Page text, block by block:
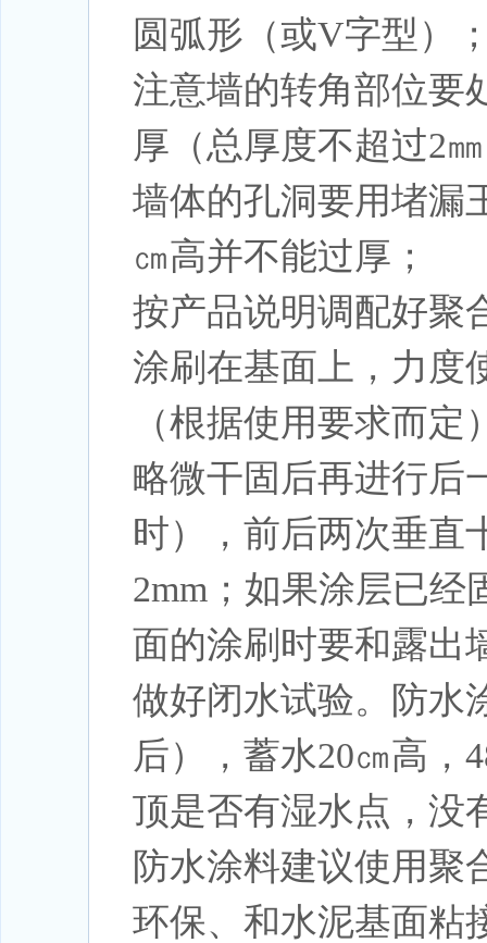
圆弧形（或V字型）
注意墙的转角部位要
厚（总厚度不超过2
墙体的孔洞要用堵漏
㎝高并不能过厚；
按产品说明调配好聚
涂刷在基面上，力度
（根据使用要求而
略微干固后再进行后
时），前后两次垂直
2mm；如果涂层已
面的涂刷时要和露出
做好闭水试验。防水
后），蓄水20㎝高，
顶是否有湿水点，没
防水涂料建议使用聚
环保、和水泥基面粘